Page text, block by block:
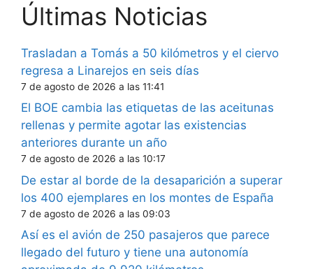
Últimas Noticias
Trasladan a Tomás a 50 kilómetros y el ciervo
regresa a Linarejos en seis días
7 de agosto de 2026 a las 11:41
El BOE cambia las etiquetas de las aceitunas
rellenas y permite agotar las existencias
anteriores durante un año
7 de agosto de 2026 a las 10:17
De estar al borde de la desaparición a superar
los 400 ejemplares en los montes de España
7 de agosto de 2026 a las 09:03
Así es el avión de 250 pasajeros que parece
llegado del futuro y tiene una autonomía